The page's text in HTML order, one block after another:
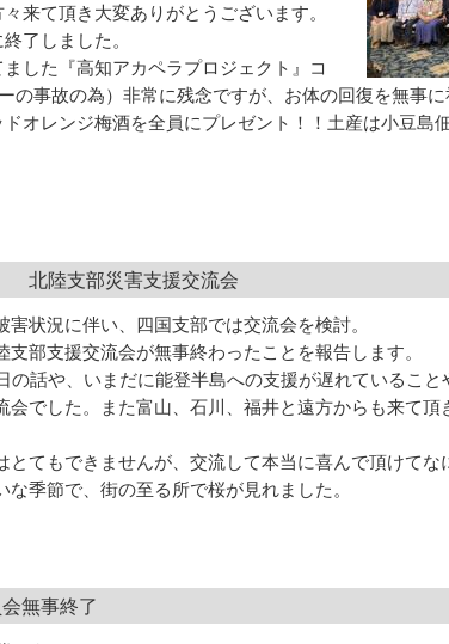
来て頂き大変ありがとうございます。
了しました。
した『高知アカペラプロジェクト』コ
の事故の為）非常に残念ですが、お体の回復を無事
オレンジ梅酒を全員にプレゼント！！土産は小豆島
北陸支部災害支援交流会
状況に伴い、四国支部では交流会を検討。
部支援交流会が無事終わったことを報告します。
の話や、いまだに能登半島への支援が遅れていること
でした。また富山、石川、福井と遠方からも来て頂
とてもできませんが、交流して本当に喜んで頂けてな
季節で、街の至る所で桜が見れました。
無事終了